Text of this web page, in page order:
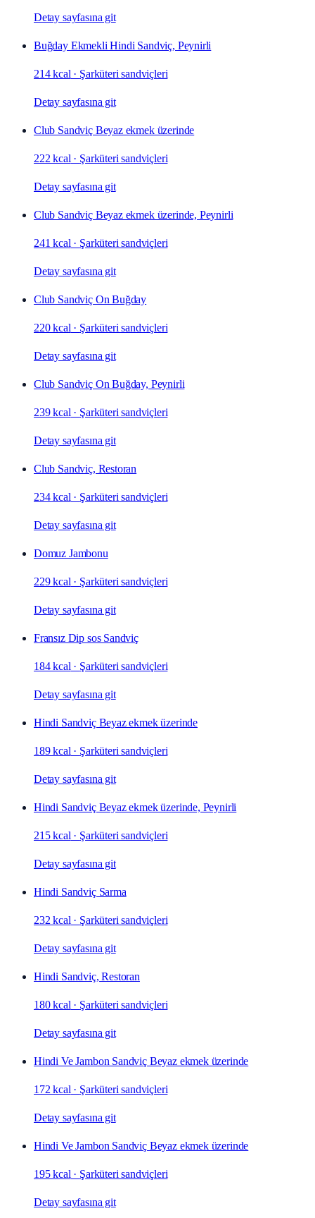
Detay sayfasına git
Buğday Ekmekli Hindi Sandviç, Peynirli
214 kcal · Şarküteri sandviçleri
Detay sayfasına git
Club Sandviç Beyaz ekmek üzerinde
222 kcal · Şarküteri sandviçleri
Detay sayfasına git
Club Sandviç Beyaz ekmek üzerinde, Peynirli
241 kcal · Şarküteri sandviçleri
Detay sayfasına git
Club Sandviç On Buğday
220 kcal · Şarküteri sandviçleri
Detay sayfasına git
Club Sandviç On Buğday, Peynirli
239 kcal · Şarküteri sandviçleri
Detay sayfasına git
Club Sandviç, Restoran
234 kcal · Şarküteri sandviçleri
Detay sayfasına git
Domuz Jambonu
229 kcal · Şarküteri sandviçleri
Detay sayfasına git
Fransız Dip sos Sandviç
184 kcal · Şarküteri sandviçleri
Detay sayfasına git
Hindi Sandviç Beyaz ekmek üzerinde
189 kcal · Şarküteri sandviçleri
Detay sayfasına git
Hindi Sandviç Beyaz ekmek üzerinde, Peynirli
215 kcal · Şarküteri sandviçleri
Detay sayfasına git
Hindi Sandviç Sarma
232 kcal · Şarküteri sandviçleri
Detay sayfasına git
Hindi Sandviç, Restoran
180 kcal · Şarküteri sandviçleri
Detay sayfasına git
Hindi Ve Jambon Sandviç Beyaz ekmek üzerinde
172 kcal · Şarküteri sandviçleri
Detay sayfasına git
Hindi Ve Jambon Sandviç Beyaz ekmek üzerinde
195 kcal · Şarküteri sandviçleri
Detay sayfasına git